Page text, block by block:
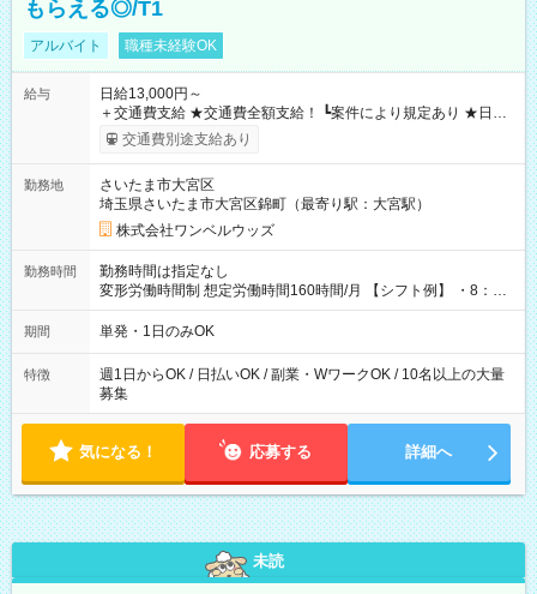
もらえる◎/T1
アルバイト 職種未経験OK
給与
日給13,000円～
＋交通費支給 ★交通費全額支給！ ┗案件により規定あり ★日払
いOK！（規定あり） ┗働いたその日に現金GET♪ お仕事後はコ
ンビニATMから 日払い分を引き落とせます！ 【試用期間】試
交通費別途支給あり
勤務地
さいたま市大宮区
埼玉県さいたま市大宮区錦町（最寄り駅：大宮駅）
株式会社ワンベルウッズ
勤務時間
勤務時間は指定なし
変形労働時間制 想定労働時間160時間/月 【シフト例】 ・8：00
～21：00
期間 単発・1日のみOK
特徴
週1日からOK / 日払いOK / 副業・WワークOK / 10名以上の大量
募集
気になる！ 応募する 詳細へ
未読